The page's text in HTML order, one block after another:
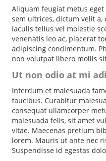
Aliquam feugiat metus
sem ultrices, dictum velit
iaculis tellus vel molestie
venenatis leo ac, placerat
adipiscing condimentum.
non volutpat libero mollis
Ut non odio at mi
Interdum et malesuada
faucibus. Curabitur
consequat ullamcorper
malesuada felis, sit amet
vitae. Maecenas pretium
lorem. Mauris ut ante nec
Suspendisse id egestas